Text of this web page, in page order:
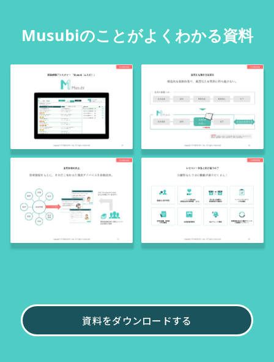
Musubiのことがよくわかる資料
資料をダウンロードする